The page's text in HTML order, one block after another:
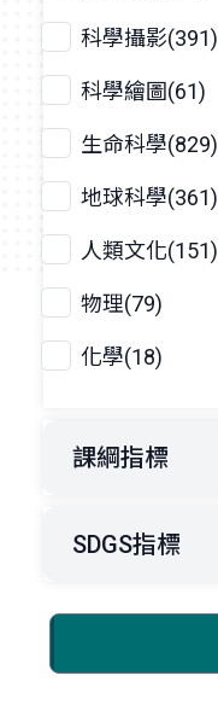
科學攝影(391)
科學繪圖(61)
生命科學(829)
地球科學(361)
人類文化(151)
物理(79)
化學(18)
課綱指標
SDGS指標